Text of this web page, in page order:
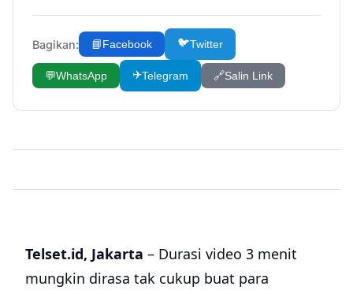
Bagikan: 📘Facebook 🐦Twitter
💬WhatsApp ✈️Telegram 🔗Salin Link
Telset.id, Jakarta – Durasi video 3 menit
mungkin dirasa tak cukup buat para